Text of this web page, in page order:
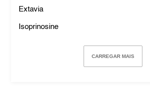
Extavia
Isoprinosine
CARREGAR MAIS